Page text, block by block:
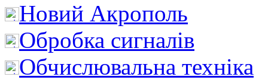
Новий Акрополь
Обробка сигналів
Обчислювальна техніка